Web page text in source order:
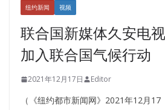
纽约新闻 视频
联合国新媒体久安电
加入联合国气候行动
2021年12月17日 Editor
（《纽约都市新闻网》2021年12月17